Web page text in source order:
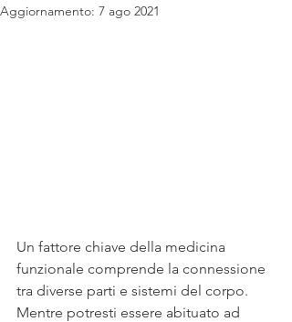
Aggiornamento: 7 ago 2021
Un fattore chiave della medicina
funzionale comprende la connessione
tra diverse parti e sistemi del corpo.
Mentre potresti essere abituato ad